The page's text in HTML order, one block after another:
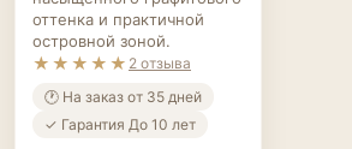
островной зоной.
★★★★★2 отзыва
🕐 На заказ от 35 дней
✓ Гарантия До 10 лет
от 455 000₽